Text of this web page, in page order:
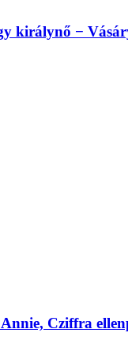
királynő −
Cziffra